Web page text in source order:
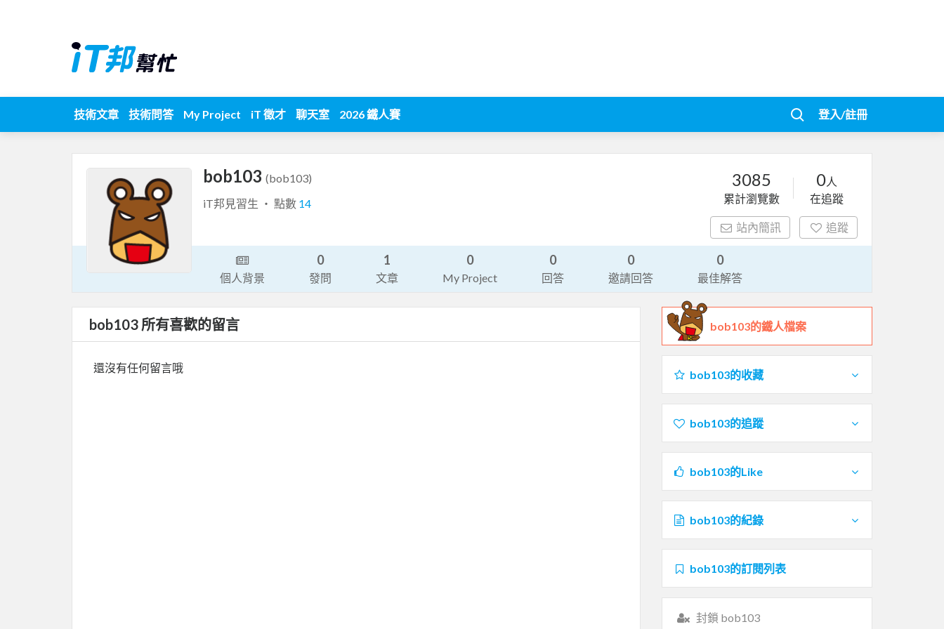
技術文章 技術問答 My Project iT 徵才 聊天室 2026 鐵人賽 登入/註冊
bob103 (bob103)
iT邦見習生 ‧ 點數 14
3085
累計瀏覽數
0人
在追蹤
站內簡訊 追蹤
個人背景
0
發問
1
文章
0
My Project
0
回答
0
邀請回答
0
最佳解答
bob103 所有喜歡的留言
還沒有任何留言哦
bob103的鐵人檔案
bob103的收藏
bob103的追蹤
bob103的Like
bob103的紀錄
bob103的訂閱列表
封鎖 bob103